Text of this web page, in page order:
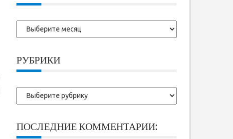
Более
ранние
РУБРИКИ
Рубрики
ПОСЛЕДНИЕ КОММЕНТАРИИ: